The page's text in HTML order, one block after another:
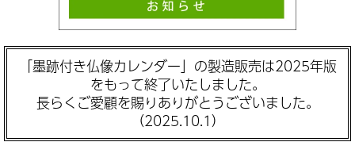
「墨跡付き仏像カレンダー」の製造販売は2025年版
をもって終了いたしました。
長らくご愛顧を賜りありがとうございました。
（2025.10.1）